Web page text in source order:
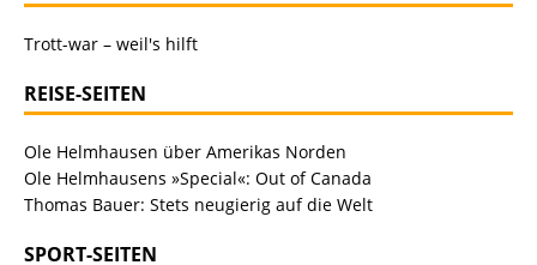
Trott-war – weil's hilft
REISE-SEITEN
Ole Helmhausen über Amerikas Norden
Ole Helmhausens »Special«: Out of Canada
Thomas Bauer: Stets neugierig auf die Welt
SPORT-SEITEN